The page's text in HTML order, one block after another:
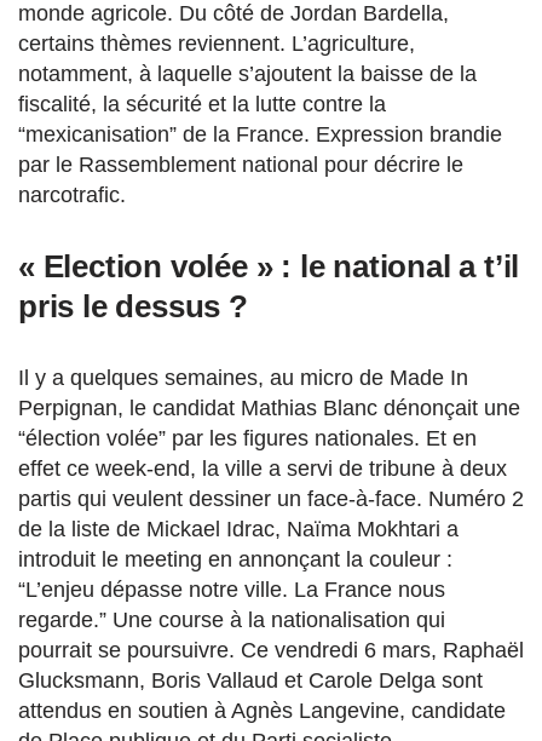
monde agricole. Du côté de Jordan Bardella,
certains thèmes reviennent. L’agriculture,
notamment, à laquelle s’ajoutent la baisse de la
fiscalité, la sécurité et la lutte contre la
“mexicanisation” de la France. Expression brandie
par le Rassemblement national pour décrire le
narcotrafic.
« Election volée » : le national a t’il
pris le dessus ?
Il y a quelques semaines, au micro de Made In
Perpignan, le candidat Mathias Blanc dénonçait une
“élection volée” par les figures nationales. Et en
effet ce week-end, la ville a servi de tribune à deux
partis qui veulent dessiner un face-à-face. Numéro 2
de la liste de Mickael Idrac, Naïma Mokhtari a
introduit le meeting en annonçant la couleur :
“L’enjeu dépasse notre ville. La France nous
regarde.” Une course à la nationalisation qui
pourrait se poursuivre. Ce vendredi 6 mars, Raphaël
Glucksmann, Boris Vallaud et Carole Delga sont
attendus en soutien à Agnès Langevine, candidate